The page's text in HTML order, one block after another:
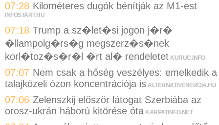
07:28 Kilométeres dugók bénítják az M1-est
INFOSTART.HU
07:18 Trump a sz�let�si jogon j�r�
�llampolg�rs�g megszerz�s�nek
korl�toz�s�r�l �rt al� rendeletet KURUC.INFO
07:07 Nem csak a hőség veszélyes: emelkedik a
talajközeli ózon koncentrációja is ALTERNATIVENERGIA.HU
07:06 Zelenszkij először látogat Szerbiába az
orosz-ukrán háború kitörése óta KARPATINFO.NET